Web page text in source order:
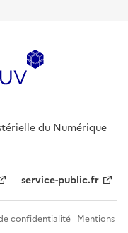
du Numérique
service-public.fr
confidentialité Mentions